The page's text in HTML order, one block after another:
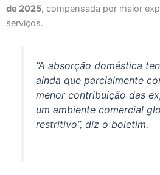
de 2025, compensada por maior
serviços.
“A absorção doméstica
ainda que parcialmente
menor contribuição das
um ambiente comercial
restritivo”, diz o boletim.